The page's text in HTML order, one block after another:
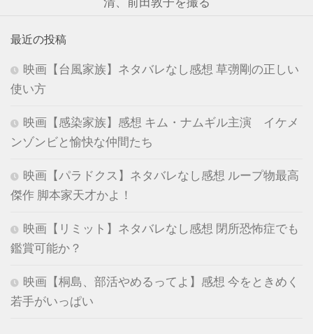
最近の投稿
映画【台風家族】ネタバレなし感想 草彅剛の正しい
使い方
映画【感染家族】感想 キム・ナムギル主演 イケメ
ンゾンビと愉快な仲間たち
映画【パラドクス】ネタバレなし感想 ループ物最高
傑作 脚本家天才かよ！
映画【リミット】ネタバレなし感想 閉所恐怖症でも
鑑賞可能か？
映画【桐島、部活やめるってよ】感想 今をときめく
若手がいっぱい